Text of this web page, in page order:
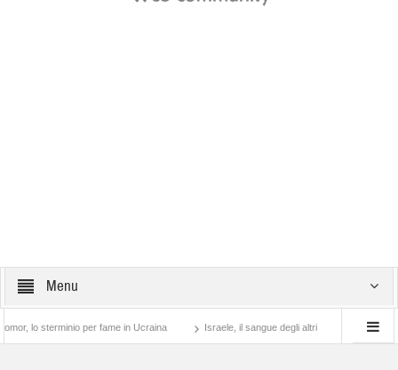
Menu
per fame in Ucraina Israele, il sangue degli altri Lotta di classe… tra